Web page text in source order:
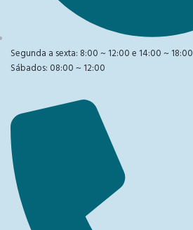
Segunda a sexta: 8:00 ~ 12:00 e 14:00 ~ 18:00
Sábados: 08:00 ~ 12:00